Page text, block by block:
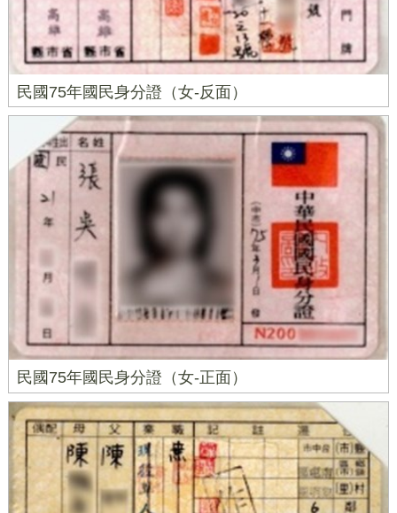
民國75年國民身分證（女-反面）
民國75年國民身分證（女-正面）